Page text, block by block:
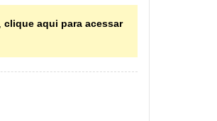
clique aqui para acessar